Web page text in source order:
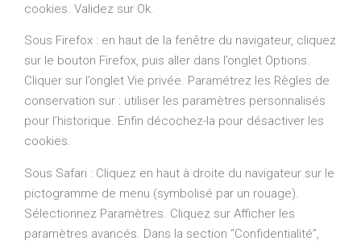
cookies. Validez sur Ok.
Sous Firefox : en haut de la fenêtre du navigateur, cliquez
sur le bouton Firefox, puis aller dans l’onglet Options.
Cliquer sur l’onglet Vie privée. Paramétrez les Règles de
conservation sur : utiliser les paramètres personnalisés
pour l’historique. Enfin décochez-la pour désactiver les
cookies.
Sous Safari : Cliquez en haut à droite du navigateur sur le
pictogramme de menu (symbolisé par un rouage).
Sélectionnez Paramètres. Cliquez sur Afficher les
paramètres avancés. Dans la section “Confidentialité”,